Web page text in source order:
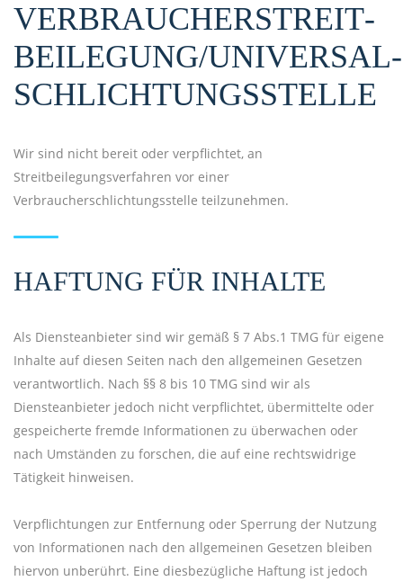
VERBRAUCHER­STREIT­
BEILEGUNG/UNIVERSAL­
SCHLICHTUNGS­STELLE
Wir sind nicht bereit oder verpflichtet, an
Streitbeilegungsverfahren vor einer
Verbraucherschlichtungsstelle teilzunehmen.
HAFTUNG FÜR INHALTE
Als Diensteanbieter sind wir gemäß § 7 Abs.1 TMG für eigene
Inhalte auf diesen Seiten nach den allgemeinen Gesetzen
verantwortlich. Nach §§ 8 bis 10 TMG sind wir als
Diensteanbieter jedoch nicht verpflichtet, übermittelte oder
gespeicherte fremde Informationen zu überwachen oder
nach Umständen zu forschen, die auf eine rechtswidrige
Tätigkeit hinweisen.
Verpflichtungen zur Entfernung oder Sperrung der Nutzung
von Informationen nach den allgemeinen Gesetzen bleiben
hiervon unberührt. Eine diesbezügliche Haftung ist jedoch